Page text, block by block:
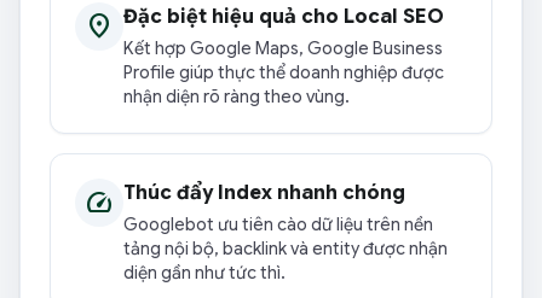
location_on Đặc biệt hiệu quả cho Local SEO
Kết hợp Google Maps, Google Business
Profile giúp thực thể doanh nghiệp được
nhận diện rõ ràng theo vùng.
speed Thúc đẩy Index nhanh chóng
Googlebot ưu tiên cào dữ liệu trên nền
tảng nội bộ, backlink và entity được nhận
diện gần như tức thì.